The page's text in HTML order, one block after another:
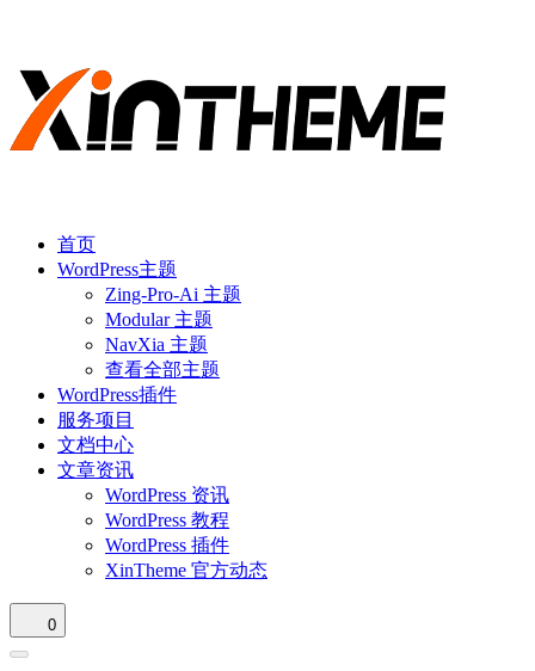
首页
WordPress主题
Zing-Pro-Ai 主题
Modular 主题
NavXia 主题
查看全部主题
WordPress插件
服务项目
文档中心
文章资讯
WordPress 资讯
WordPress 教程
WordPress 插件
XinTheme 官方动态
0